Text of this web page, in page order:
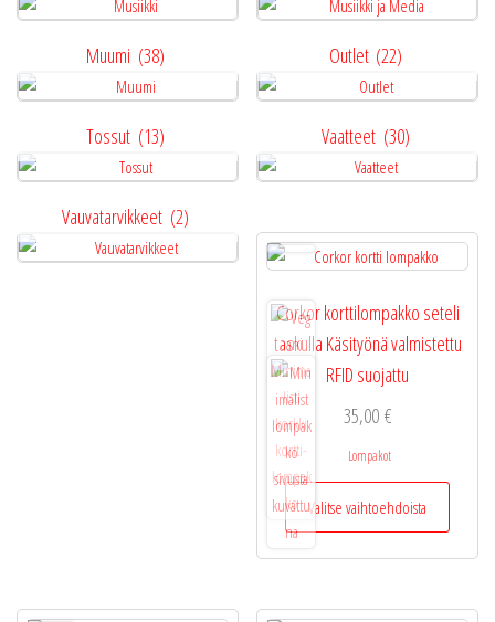
Muumi (38) Outlet (22)
Tossut (13) Vaatteet (30)
Vauvatarvikkeet (2)
Corkor korttilompakko seteli
taskulla Käsityönä valmistettu
RFID suojattu
35,00 €
Lompakot
Valitse vaihtoehdoista
Tällä